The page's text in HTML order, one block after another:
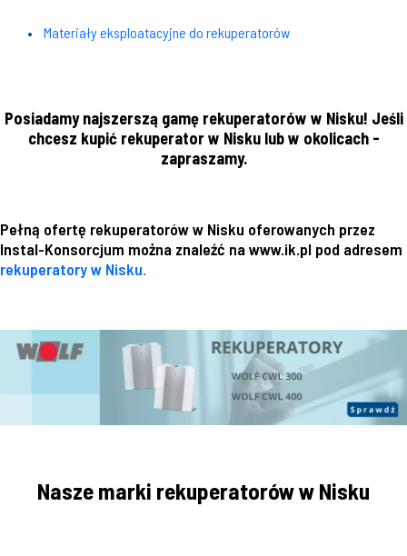
Materiały eksploatacyjne do rekuperatorów
Posiadamy najszerszą gamę rekuperatorów w Nisku! Jeśli
chcesz kupić rekuperator w Nisku lub w okolicach -
zapraszamy.
Pełną ofertę rekuperatorów w Nisku oferowanych przez
Instal-Konsorcjum można znaleźć na www.ik.pl pod adresem
rekuperatory w Nisku.
Nasze marki rekuperatorów w Nisku